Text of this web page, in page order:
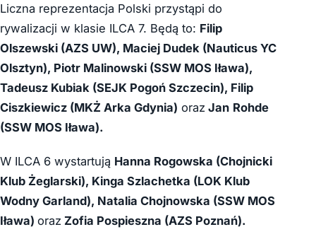
Liczna reprezentacja Polski przystąpi do
rywalizacji w klasie ILCA 7. Będą to: Filip
Olszewski (AZS UW), Maciej Dudek (Nauticus YC
Olsztyn), Piotr Malinowski (SSW MOS Iława),
Tadeusz Kubiak (SEJK Pogoń Szczecin), Filip
Ciszkiewicz (MKŻ Arka Gdynia) oraz Jan Rohde
(SSW MOS Iława).
W ILCA 6 wystartują Hanna Rogowska (Chojnicki
Klub Żeglarski), Kinga Szlachetka (LOK Klub
Wodny Garland), Natalia Chojnowska (SSW MOS
Iława) oraz Zofia Pospieszna (AZS Poznań).